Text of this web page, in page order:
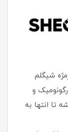
شیگلم
و
تا انتها به